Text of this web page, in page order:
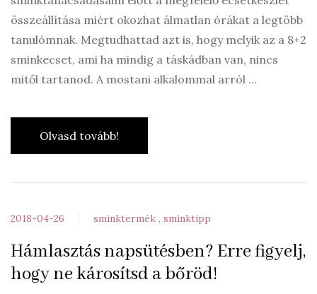
összeállítása miért okozhat álmatlan órákat a legtöbb
tanulómnak. Megtudhattad azt is, hogy melyik az a 8+2
sminkecset, ami ha mindig a táskádban van, nincs
mitől tartanod. A mostani alkalommal arról …
Olvasd tovább!
2018-04-26 sminktermék sminktipp
Hámlasztás napsütésben? Erre figyelj,
hogy ne károsítsd a bőröd!